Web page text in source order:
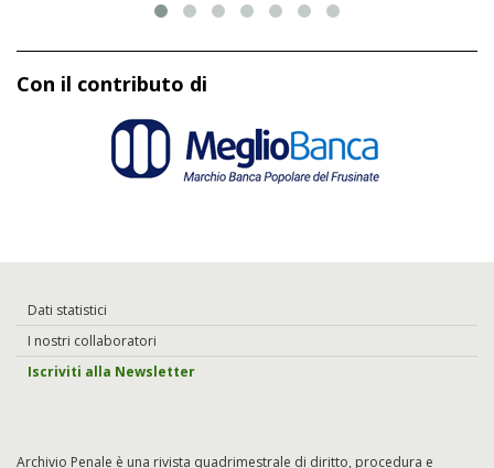
Con il contributo di
Dati statistici
I nostri collaboratori
Iscriviti alla Newsletter
Archivio Penale è una rivista quadrimestrale di diritto, procedura e